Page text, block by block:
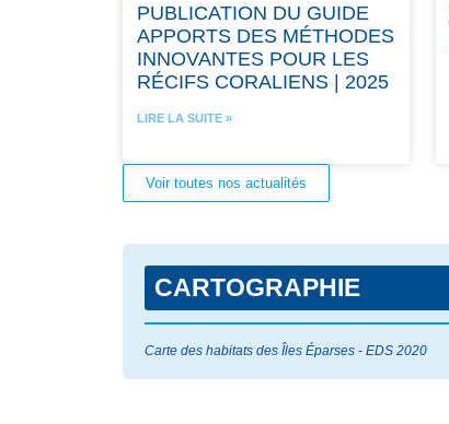
PUBLICATION DU GUIDE
APPORTS DES MÉTHODES
INNOVANTES POUR LES
RÉCIFS CORALIENS | 2025
LIRE LA SUITE »
Voir toutes nos actualités
CARTOGRAPHIE
Carte des habitats des Îles Éparses - EDS 2020